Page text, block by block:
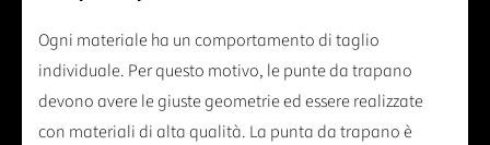
Ogni materiale ha un comportamento di taglio
individuale. Per questo motivo, le punte da trapano
devono avere le giuste geometrie ed essere realizzate
con materiali di alta qualità. La punta da trapano è